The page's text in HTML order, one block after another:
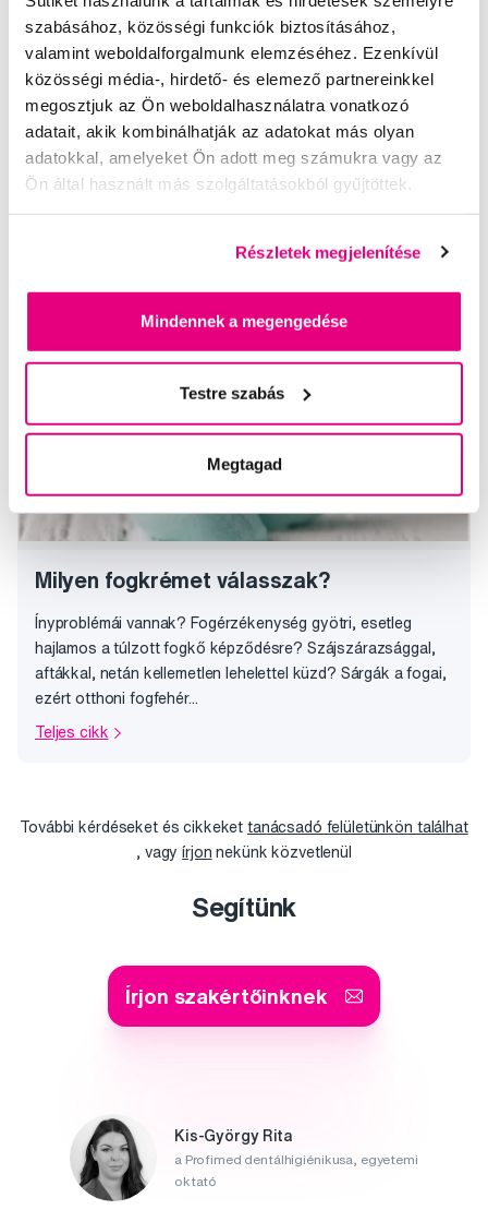
szabásához, közösségi funkciók biztosításához,
valamint weboldalforgalmunk elemzéséhez. Ezenkívül
közösségi média-, hirdető- és elemező partnereinkkel
megosztjuk az Ön weboldalhasználatra vonatkozó
adatait, akik kombinálhatják az adatokat más olyan
adatokkal, amelyeket Ön adott meg számukra vagy az
Ön által használt más szolgáltatásokból gyűjtöttek.
Részletek megjelenítése
Mindennek a megengedése
Testre szabás
Megtagad
Érdemes tudni
Március 20-án az egész világ a szájhigiénia napját ünnepli.
Mi a többi napon is igyekszünk emlékeztetni Önt a
Milyen fogkrémet válasszak?
Ínyproblémái vannak? Fogérzékenység gyötri, esetleg
hajlamos a túlzott fogkő képződésre? Szájszárazsággal,
aftákkal, netán kellemetlen lehelettel küzd? Sárgák a fogai,
ezért otthoni fogfehér...
Teljes cikk
További kérdéseket és cikkeket tanácsadó felületünkön találhat
, vagyírjon nekünk közvetlenül
Segítünk
Írjon szakértőinknek
Kis-György Rita
a Profimed dentálhigiénikusa, egyetemi
oktató